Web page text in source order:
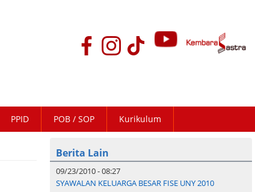
PPID POB / SOP Kurikulum
Berita Lain
09/23/2010 - 08:27
SYAWALAN KELUARGA BESAR FISE UNY 2010